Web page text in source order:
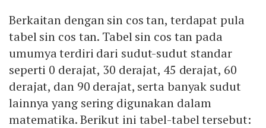
Berkaitan dengan sin cos tan, terdapat pula
tabel sin cos tan. Tabel sin cos tan pada
umumya terdiri dari sudut-sudut standar
seperti 0 derajat, 30 derajat, 45 derajat, 60
derajat, dan 90 derajat, serta banyak sudut
lainnya yang sering digunakan dalam
matematika. Berikut ini tabel-tabel tersebut: